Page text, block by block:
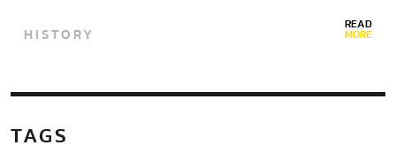
HISTORY READ
MORE
TAGS